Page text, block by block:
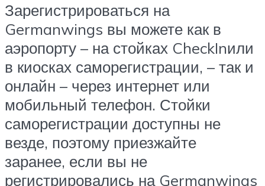
Зарегистрироваться на
Germanwings вы можете как в
аэропорту – на стойках CheckInили
в киосках саморегистрации, – так и
онлайн – через интернет или
мобильный телефон. Стойки
саморегистрации доступны не
везде, поэтому приезжайте
заранее, если вы не
регистрировались на Germanwings